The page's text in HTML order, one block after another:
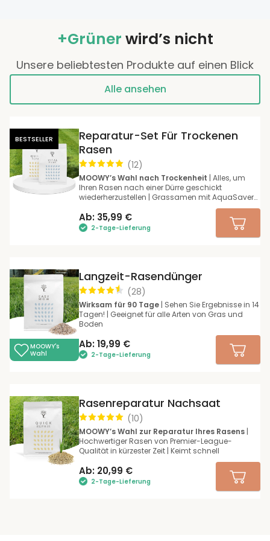
Grasnarbe verdichten.
+Grüner wird’s nicht
Unsere beliebtesten Produkte auf einen Blick
Alle ansehen
BESTSELLER
(12)
Reparatur-Set Für Trockenen
Rasen
MOOWY’s Wahl nach Trockenheit | Alles, um
Ihren Rasen nach einer Dürre geschickt
wiederherzustellen | Grassamen mit AquaSaver-
Ab: 35,99 €
2-Tage-Lieferung
MOOWY's
Wahl
(28)
Langzeit-Rasendünger
Wirksam für 90 Tage | Sehen Sie Ergebnisse in 14
Tagen! | Geeignet für alle Arten von Gras und
Boden
Ab: 19,99 €
2-Tage-Lieferung
(10)
Rasenreparatur Nachsaat
MOOWY’s Wahl zur Reparatur Ihres Rasens |
Hochwertiger Rasen von Premier-League-
Qualität in kürzester Zeit | Keimt schnell
Ab: 20,99 €
2-Tage-Lieferung